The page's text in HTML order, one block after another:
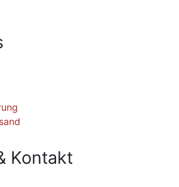
Kontakt